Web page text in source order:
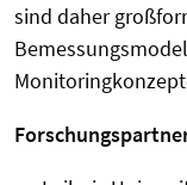
sind daher